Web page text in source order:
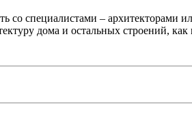
со специалистами –
дома и остальных строений, как